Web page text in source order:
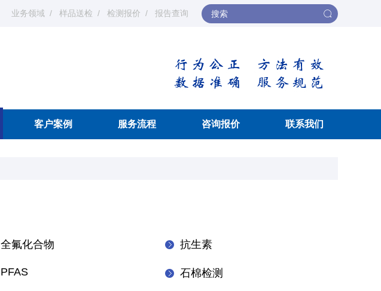
业务领域 样品送检 检测报价 报告查询
客户案例 服务流程 咨询报价 联系我们
全氟化合物 抗生素
PFAS 石棉检测